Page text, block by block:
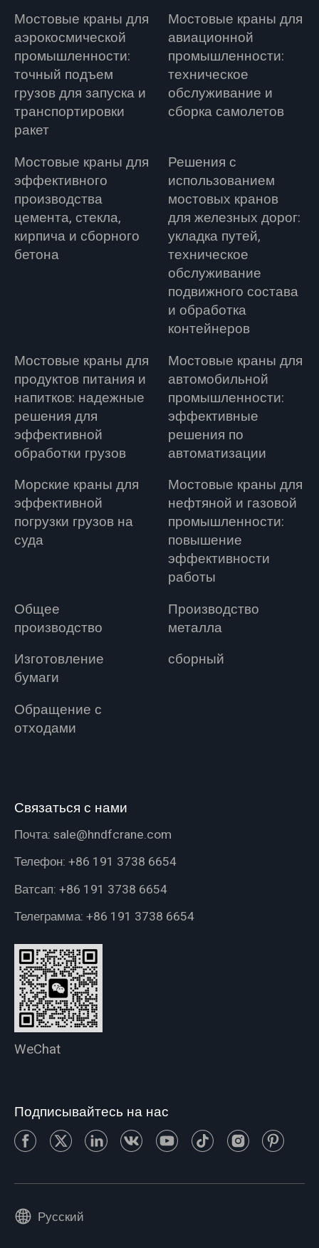
Мостовые краны для
аэрокосмической
промышленности:
точный подъем
грузов для запуска и
транспортировки
ракет
Мостовые краны для
авиационной
промышленности:
техническое
обслуживание и
сборка самолетов
Мостовые краны для
эффективного
производства
цемента, стекла,
кирпича и сборного
бетона
Решения с
использованием
мостовых кранов
для железных дорог:
укладка путей,
техническое
обслуживание
подвижного состава
и обработка
контейнеров
Мостовые краны для
продуктов питания и
напитков: надежные
решения для
эффективной
обработки грузов
Мостовые краны для
автомобильной
промышленности:
эффективные
решения по
автоматизации
Морские краны для
эффективной
погрузки грузов на
суда
Мостовые краны для
нефтяной и газовой
промышленности:
повышение
эффективности
работы
Общее
производство
Производство
металла
Изготовление
бумаги
сборный
Обращение с
отходами
Связаться с нами
Почта: sale@hndfcrane.com
Телефон: +86 191 3738 6654
Ватсап: +86 191 3738 6654
Телеграмма: +86 191 3738 6654
WeChat
Подписывайтесь на нас
Русский